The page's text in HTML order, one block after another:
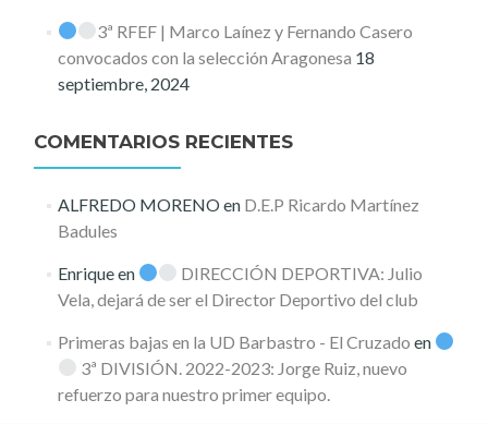
3ª RFEF | Marco Laínez y Fernando Casero
convocados con la selección Aragonesa 18
septiembre, 2024
COMENTARIOS RECIENTES
ALFREDO MORENOen D.E.P Ricardo Martínez
Badules
Enriqueen
DIRECCIÓN DEPORTIVA: Julio
Vela, dejará de ser el Director Deportivo del club
Primeras bajas en la UD Barbastro - El Cruzado en
3ª DIVISIÓN. 2022-2023: Jorge Ruiz, nuevo
refuerzo para nuestro primer equipo.